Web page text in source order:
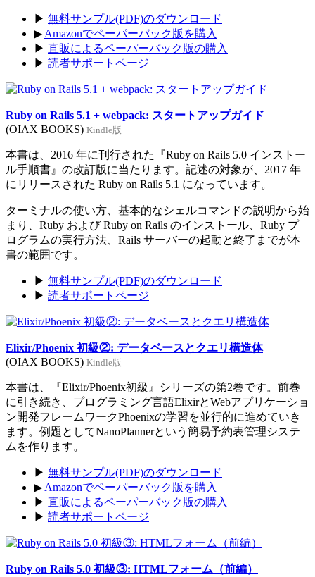
▶ 無料サンプル(PDF)のダウンロード
▶ Amazonでペーパーバック版を購入
▶ 直販によるペーパーバック版の購入
▶ 読者サポートページ
Ruby on Rails 5.1 + webpack: スタートアップガイド
(OIAX BOOKS) Kindle版
本書は、2016 年に刊行された『Ruby on Rails 5.0 インストー
ル手順書』の改訂版に当たります。記述の対象が、2017 年
にリリースされた Ruby on Rails 5.1 になっています。
ターミナルの使い方、基本的なシェルコマンドの説明から始
まり、Ruby および Ruby on Rails のインストール、Ruby プ
ログラムの実行方法、Rails サーバーの起動と終了までが本
書の範囲です。
▶ 無料サンプル(PDF)のダウンロード
▶ 読者サポートページ
Elixir/Phoenix 初級②: データベースとクエリ構造体
(OIAX BOOKS) Kindle版
本書は、『Elixir/Phoenix初級』シリーズの第2巻です。前巻
に引き続き、プログラミング言語ElixirとWebアプリケーショ
ン開発フレームワークPhoenixの学習を並行的に進めていき
ます。例題としてNanoPlannerという簡易予約表管理システ
ムを作ります。
▶ 無料サンプル(PDF)のダウンロード
▶ Amazonでペーパーバック版を購入
▶ 直販によるペーパーバック版の購入
▶ 読者サポートページ
Ruby on Rails 5.0 初級③: HTMLフォーム（前編）